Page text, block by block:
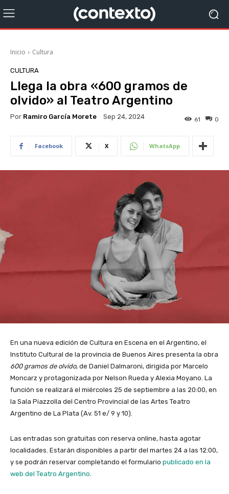
Inicio Cultura
CULTURA
Llega la obra «600 gramos de
olvido» al Teatro Argentino
Por Ramiro García Morete Sep 24, 2024 0
61
Facebook X WhatsApp
En una nueva edición de Cultura en Escena en el Argentino, el
Instituto Cultural de la provincia de Buenos Aires presenta la obra
600 gramos de olvido, de Daniel Dalmaroni, dirigida por Marcelo
Moncarz y protagonizada por Nelson Rueda y Alexia Moyano. La
función se realizará el miércoles 25 de septiembre a las 20:00, en
la Sala Piazzolla del Centro Provincial de las Artes Teatro
Argentino de La Plata (Av. 51 e/ 9 y 10).
Las entradas son gratuitas con reserva online, hasta agotar
localidades. Estarán disponibles a partir del martes 24 a las 12:00,
y se podrán reservar completando el formulario publicado en la
web del Teatro Argentino